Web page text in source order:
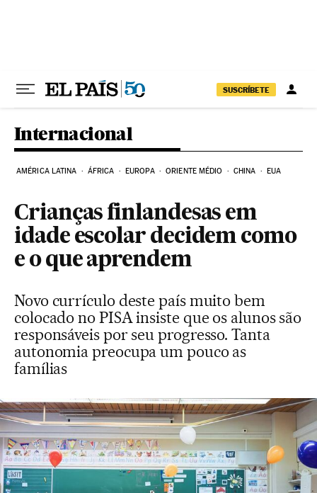
SUSCRÍBETE
Internacional
AMÉRICA LATINA ÁFRICA EUROPA ORIENTE MÉDIO CHINA EUA
Crianças finlandesas em
idade escolar decidem como
e o que aprendem
Novo currículo deste país muito bem
colocado no PISA insiste que os alunos são
responsáveis por seu progresso. Tanta
autonomia preocupa um pouco as
famílias